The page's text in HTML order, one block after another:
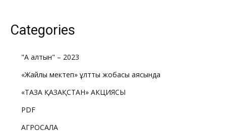
Categories
"Ақ алтын" – 2023
«Жайлы мектеп» ұлттық жобасы аясында
«ТАЗА ҚАЗАҚСТАН» АКЦИЯСЫ
PDF
АГРОСАЛА